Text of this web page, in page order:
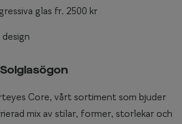
glas fr. 2500 kr
design
Core, vårt sortiment som bjuder
mix av stilar, former, storlekar och